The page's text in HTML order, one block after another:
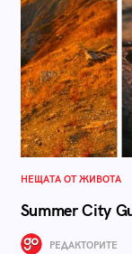
НЕЩАТА ОТ ЖИВОТА
Summer City
РЕДАКТОРИТЕ